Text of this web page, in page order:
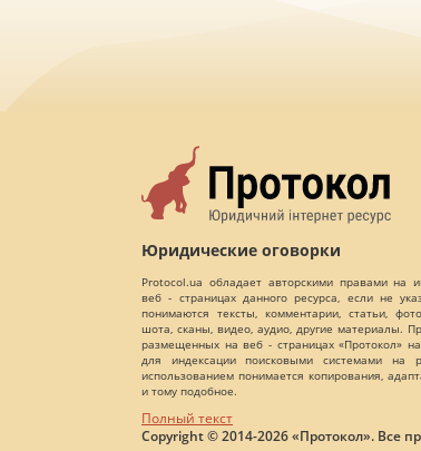
Юридические оговорки
Protocol.ua обладает авторскими правами на
веб - страницах данного ресурса, если не
понимаются тексты, комментарии, статьи,
шота, сканы, видео, аудио, другие материалы.
размещенных на веб - страницах «Протокол»
для индексации поисковыми системами на
использованием понимается копирования,
и тому подобное.
Полный текст
Copyright © 2014-2026 «Протокол». Все